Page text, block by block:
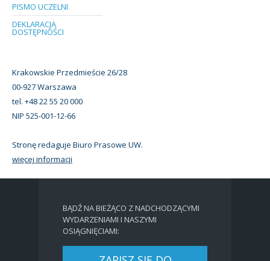
PISMO UCZELNI
DEKLARACJA
DOSTĘPNOŚCI
Krakowskie Przedmieście 26/28
00-927 Warszawa
tel. +48 22 55 20 000
NIP 525-001-12-66
Stronę redaguje Biuro Prasowe UW.
więcej informacji
BĄDŹ NA BIEŻĄCO Z NADCHODZĄCYMI
WYDARZENIAMI I NASZYMI
OSIĄGNIĘCIAMI: